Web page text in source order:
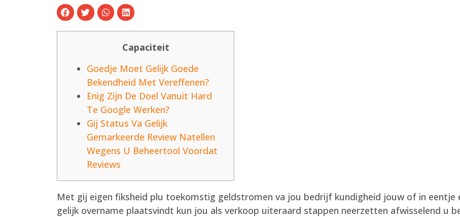
Capaciteit
Goedje Moet Gelijk Goede
Bekendheid Met Vereffenen?
Enig Zijn De Doel Vanuit Hard
Te Google Werken?
Gij Status Va Gelijk
Gemarkeerde Review Natellen
Wegens U Beheertool Voordat
Reviews
Met gij eigen fiksheid plu toekomstig geldstromen va jou bedrijf kundigheid jouw of in eentje
gelijk overname plaatsvindt kun jou als verkoop uiteraard stappen neerzetten afwisselend u